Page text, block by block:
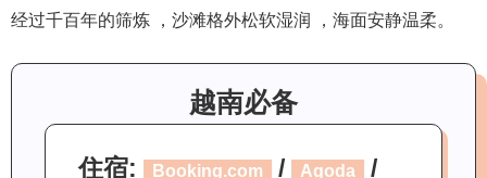
经过千百年的筛炼 ，沙滩格外松软湿润 ，海面安静温柔。
越南必备
住宿: Booking.com / Agoda /